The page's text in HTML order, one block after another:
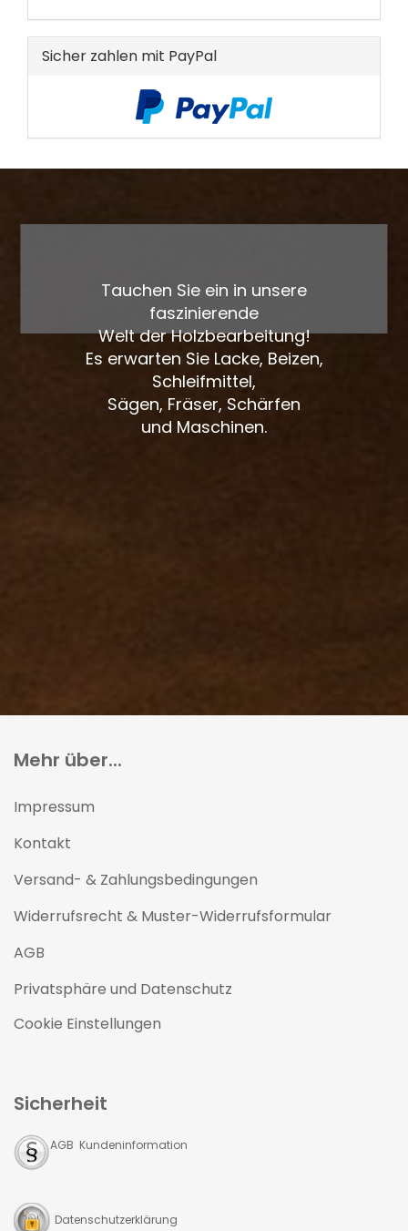
EIN.
Sicher zahlen mit PayPal
Tauchen Sie ein in unsere
faszinierende
Welt der Holzbearbeitung!
Es erwarten Sie Lacke, Beizen,
Schleifmittel,
Sägen, Fräser, Schärfen
und Maschinen.
Mehr über...
Impressum
Kontakt
Versand- & Zahlungsbedingungen
Widerrufsrecht & Muster-Widerrufsformular
AGB
Privatsphäre und Datenschutz
Cookie Einstellungen
Sicherheit
AGB Kundeninformation
Datenschutzerklärung